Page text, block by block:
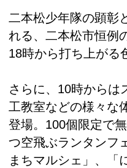
二本松少年隊の顕彰
れる、二本松市恒例
18時から打ち上がる
さらに、10時からは
工教室などの様々な
登場。100個限定で
つ空飛ぶランタンフ
まちマルシェ」、「